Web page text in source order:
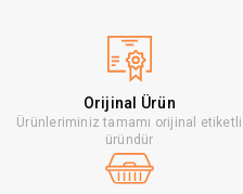
Orijinal Ürün
Ürünleriminiz tamamı orijinal etiketli
üründür